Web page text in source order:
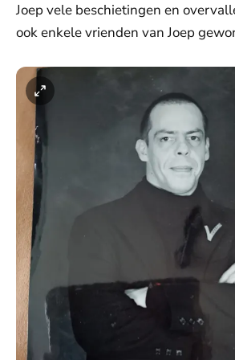
Joep vele beschietingen en
ook enkele vrienden van Joep